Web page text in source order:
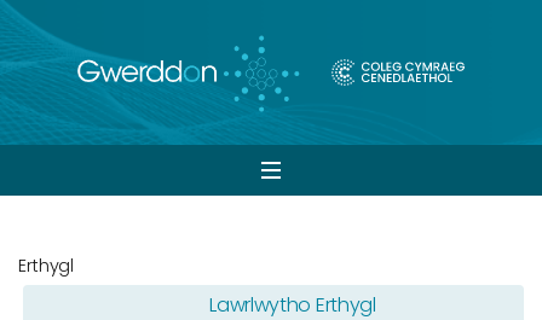
Open
Erthygl
Lawrlwytho Erthygl